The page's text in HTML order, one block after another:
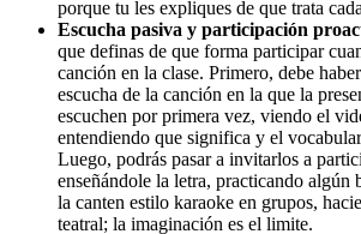
porque tu les expliques de que trata
Escucha pasiva y participación
que definas de que forma participar
canción en la clase. Primero, debe
escucha de la canción en la que la
escuchen por primera vez, viendo el
entendiendo que significa y el
Luego, podrás pasar a invitarlos a
enseñándole la letra, practicando algún
la canten estilo karaoke en grupos,
teatral; la imaginación es el limite.